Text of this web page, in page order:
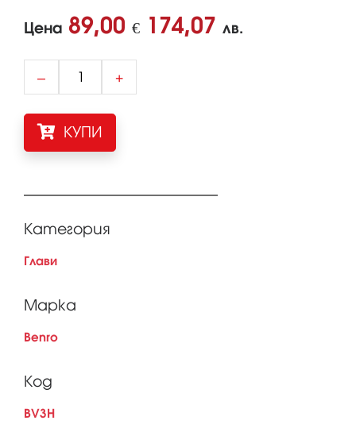
Цена 89,00 € 174,07 лв.
– +
КУПИ
Категория
Глави
Марка
Benro
Код
BV3H